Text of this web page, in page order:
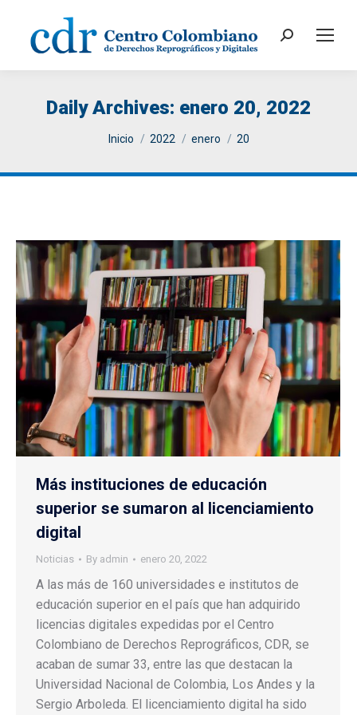
Search:
Daily Archives: enero 20, 2022
You are here:
Inicio 2022 enero 20
Más instituciones de educación
superior se sumaron al licenciamiento
digital
Noticias By admin enero 20, 2022
A las más de 160 universidades e institutos de
educación superior en el país que han adquirido
licencias digitales expedidas por el Centro
Colombiano de Derechos Reprográficos, CDR, se
acaban de sumar 33, entre las que destacan la
Universidad Nacional de Colombia, Los Andes y la
Sergio Arboleda. El licenciamiento digital ha sido